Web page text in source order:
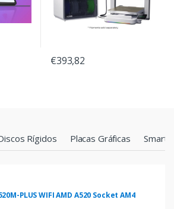
€393,82
Rígidos Placas Gráficas
PLUS WIFI AMD A520 Socket AM4